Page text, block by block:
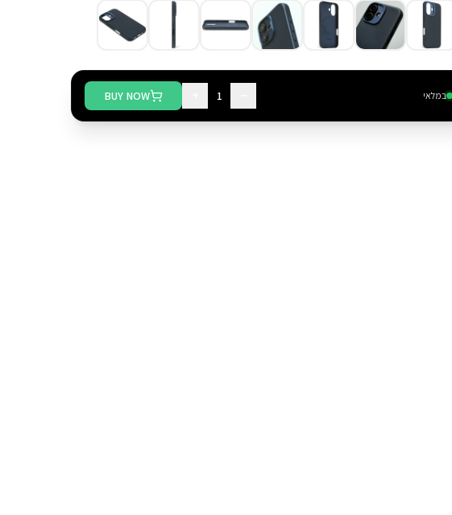
במלאי 1
BUY NOW